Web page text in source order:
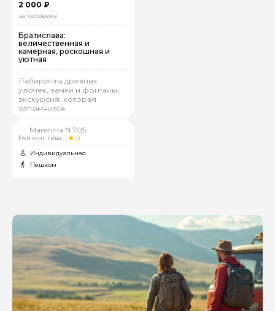
2 000 ₽
за человека
Братислава:
величественная и
камерная, роскошная и
уютная
Лабиринты древних
улочек, замки и фонтаны:
экскурсия, которая
запомнится
Marenina.N 705
Рейтинг гида (
0)
Индивидуальная
Пешком